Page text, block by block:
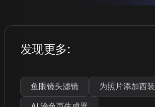
发现更多:
鱼眼镜头滤镜
为照片添加西装